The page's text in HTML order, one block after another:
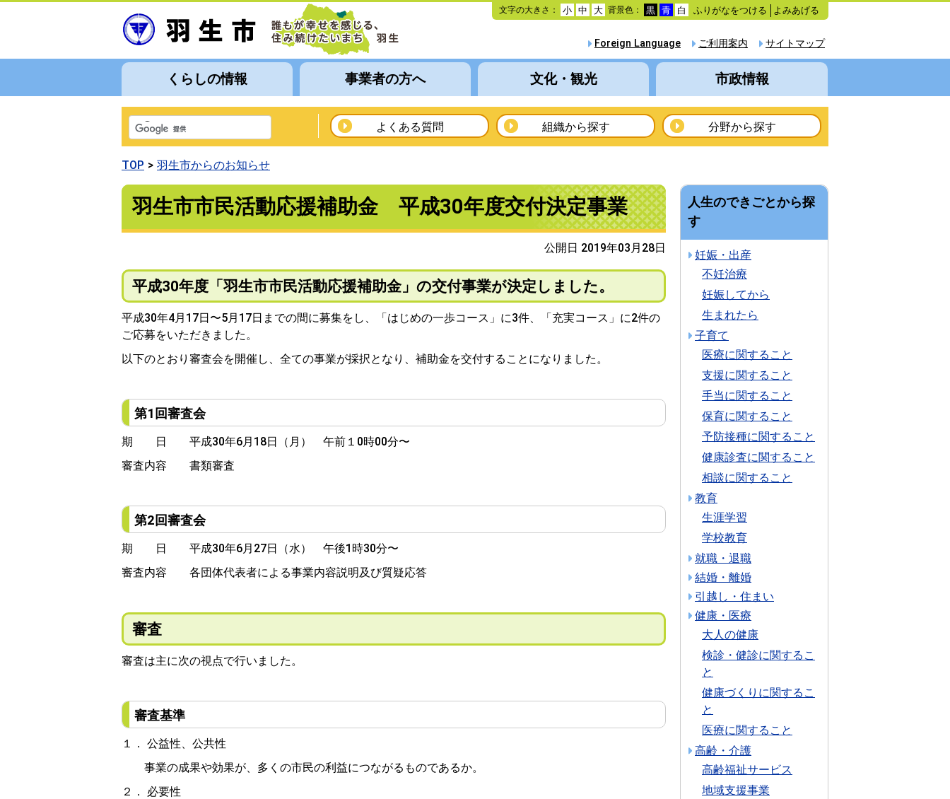
本
文
動
文字の大きさ： 小 中 大 背景色： 黒 青 白 ふりがなをつける よみあげる
サイトマップ
ご利用案内
Foreign Language
くらしの情報 事業者の方へ 文化・観光 市政情報
よくある質問 組織から探す 分野から探す
TOP 羽生市からのお知らせ
羽生市市民活動応援補助金 平成30年度交付決定事業
公開日 2019年03月28日
平成30年度「羽生市市民活動応援補助金」の交付事業が決定しました。
平成30年4月17日〜5月17日までの間に募集をし、「はじめの一歩コース」に3件、「充実コース」に2件の
ご応募をいただきました。
以下のとおり審査会を開催し、全ての事業が採択となり、補助金を交付することになりました。
第1回審査会
期 日 平成30年6月18日（月） 午前１0時00分〜
審査内容 書類審査
第2回審査会
期 日 平成30年6月27日（水） 午後1時30分〜
審査内容 各団体代表者による事業内容説明及び質疑応答
審査
審査は主に次の視点で行いました。
審査基準
１． 公益性、公共性
事業の成果や効果が、多くの市民の利益につながるものであるか。
２． 必要性
人生のできごとから探
す
妊娠・出産
不妊治療
妊娠してから
生まれたら
子育て
医療に関すること
支援に関すること
手当に関すること
保育に関すること
予防接種に関すること
健康診査に関すること
相談に関すること
教育
生涯学習
学校教育
就職・退職
結婚・離婚
引越し・住まい
健康・医療
大人の健康
検診・健診に関するこ
と
健康づくりに関するこ
と
医療に関すること
高齢・介護
高齢福祉サービス
地域支援事業